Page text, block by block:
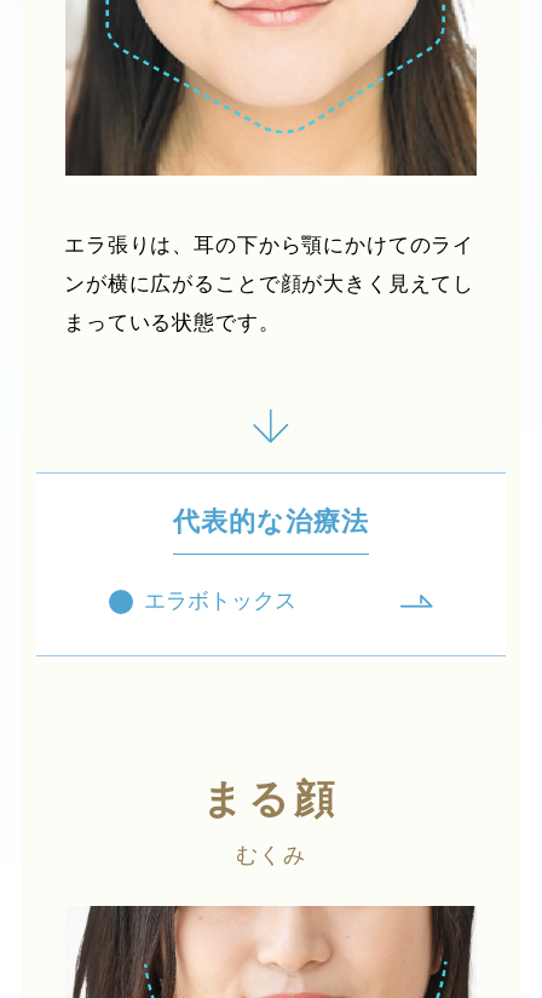
エラ張りは、耳の下から顎にかけてのライ
ンが横に広がることで顔が大きく見えてし
まっている状態です。
代表的な治療法
エラボトックス
まる顔
むくみ